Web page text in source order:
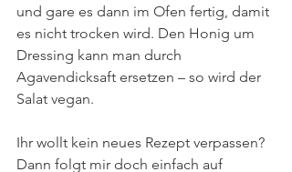
und gare es dann im Ofen fertig, damit
es nicht trocken wird. Den Honig um
Dressing kann man durch
Agavendicksaft ersetzen – so wird der
Salat vegan.
Ihr wollt kein neues Rezept verpassen?
Dann folgt mir doch einfach auf